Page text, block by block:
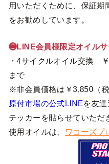
用いただくために、保証期
をお勧めしています。
❷LINE会員様限定オイルサ
・4サイクルオイル交換
まで
※非会員価格は￥3,850（税
原付市場の公式LINEを友
テッカーを貼らせていただ
使用オイルは、
ワコーズプ